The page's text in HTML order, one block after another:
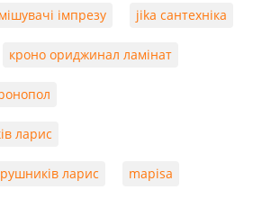
імпрезу jika сантехніка
кроно ориджинал ламінат
ларис
ларис mapisa